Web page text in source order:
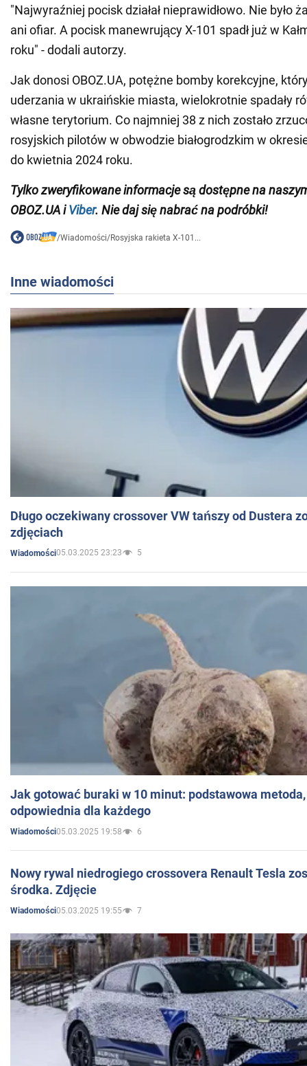
"Najwyraźniej pocisk działał nieprawidłowo. Nie było
ani ofiar. A pocisk manewrujący X-101 spadł już w
roku" - dodali autorzy.
Jak donosi OBOZ.UA, potężne bomby korekcyjne,
uderzania w ukraińskie miasta, wielokrotnie spadały
własne terytorium. Co najmniej 38 z nich zostało
rosyjskich pilotów w obwodzie białogrodzkim w
do kwietnia 2024 roku.
Tylko zweryfikowane informacje są dostępne na
OBOZ.UA iViber. Nie daj się nabrać na podróbki!
/Wiadomości/Rosyjska rakieta X-101...
Inne wiadomości
Długo oczekiwany crossover VW tańszy od Dustera
zdjęciach
Wiadomości05.03.2025 23:23 5
Jak gotować buraki w 10 minut: podstawowa
odpowiednia dla każdego
Wiadomości05.03.2025 19:58 6
Nowy rywal niedrogiego crossovera Renault Tesla
środka. Zdjęcie
Wiadomości05.03.2025 19:55 7